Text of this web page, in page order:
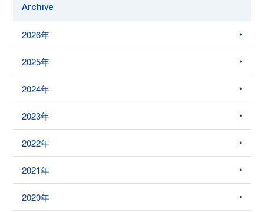
Archive
2026年
2025年
2024年
2023年
2022年
2021年
2020年